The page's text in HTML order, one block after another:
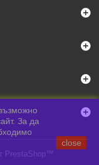
PrestaShop™
За да
close